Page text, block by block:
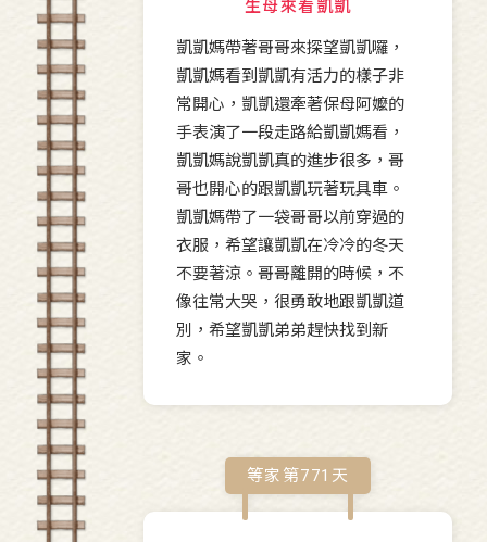
生母來看凱凱
凱凱媽帶著哥哥來探望凱凱囉，
凱凱媽看到凱凱有活力的樣子非
常開心，凱凱還牽著保母阿嬤的
手表演了一段走路給凱凱媽看，
凱凱媽說凱凱真的進步很多，哥
哥也開心的跟凱凱玩著玩具車。
凱凱媽帶了一袋哥哥以前穿過的
衣服，希望讓凱凱在冷冷的冬天
不要著涼。哥哥離開的時候，不
像往常大哭，很勇敢地跟凱凱道
別，希望凱凱弟弟趕快找到新
家。
等家第771 天